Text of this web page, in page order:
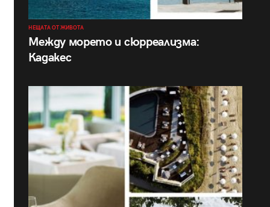
НЕЩАТА ОТ ЖИВОТА
Между морето и сюрреализма:
Кадакес